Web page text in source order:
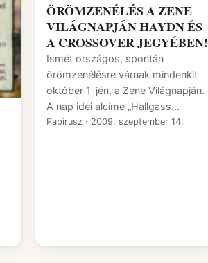
ÖRÖMZENÉLÉS A ZENE
VILÁGNAPJÁN HAYDN ÉS
A CROSSOVER JEGYÉBEN!
Ismét országos, spontán
örömzenélésre várnak mindenkit
október 1-jén, a Zene Világnapján.
A nap idei alcíme „Hallgass…
Papirusz· 2009. szeptember 14.